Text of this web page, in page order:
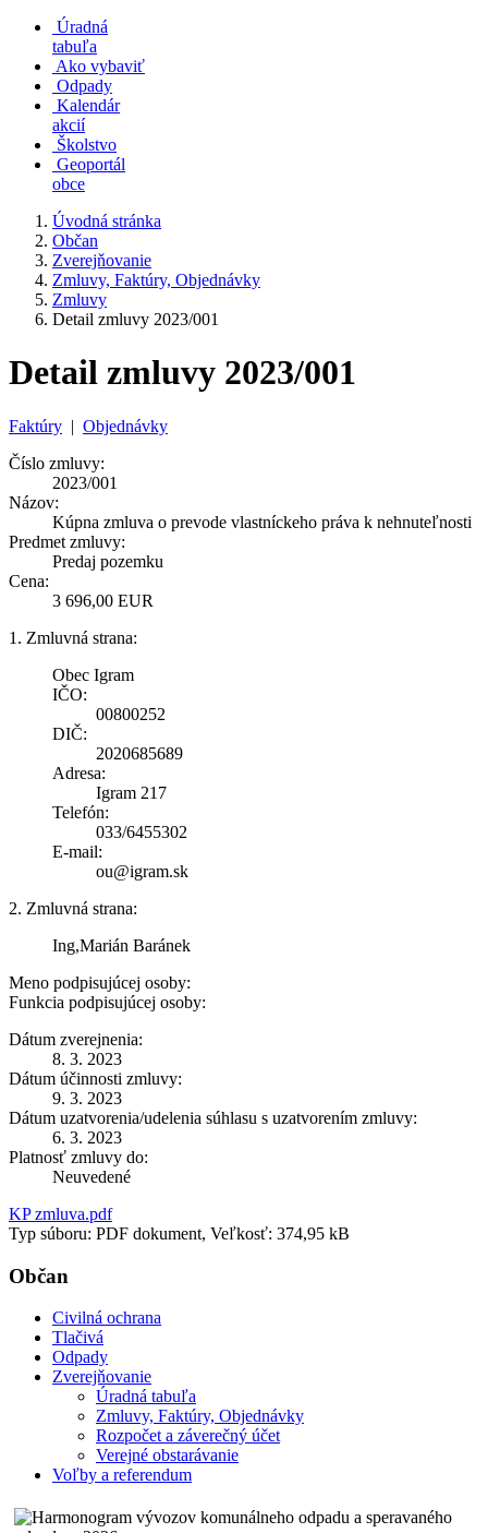
Úradná
tabuľa
Ako vybaviť
Odpady
Kalendár
akcií
Školstvo
Geoportál
obce
Úvodná stránka
Občan
Zverejňovanie
Zmluvy, Faktúry, Objednávky
Zmluvy
Detail zmluvy 2023/001
Detail zmluvy 2023/001
Faktúry | Objednávky
Číslo zmluvy:
2023/001
Názov:
Kúpna zmluva o prevode vlastníckeho práva k nehnuteľnosti
Predmet zmluvy:
Predaj pozemku
Cena:
3 696,00 EUR
1. Zmluvná strana:
Obec Igram
IČO:
00800252
DIČ:
2020685689
Adresa:
Igram 217
Telefón:
033/6455302
E-mail:
ou@igram.sk
2. Zmluvná strana:
Ing,Marián Baránek
Meno podpisujúcej osoby:
Funkcia podpisujúcej osoby:
Dátum zverejnenia:
8. 3. 2023
Dátum účinnosti zmluvy:
9. 3. 2023
Dátum uzatvorenia/udelenia súhlasu s uzatvorením zmluvy:
6. 3. 2023
Platnosť zmluvy do:
Neuvedené
KP zmluva.pdf
Typ súboru: PDF dokument, Veľkosť: 374,95 kB
Občan
Civilná ochrana
Tlačivá
Odpady
Zverejňovanie
Úradná tabuľa
Zmluvy, Faktúry, Objednávky
Rozpočet a záverečný účet
Verejné obstarávanie
Voľby a referendum